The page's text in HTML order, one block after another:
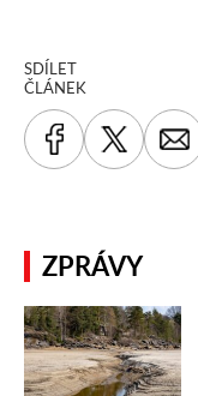
SDÍLET
ČLÁNEK
ZPRÁVY